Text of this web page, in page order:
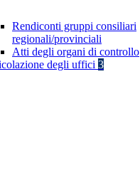
Rendiconti gruppi consiliari
regionali/provinciali
Atti degli organi di controllo
degli uffici 3